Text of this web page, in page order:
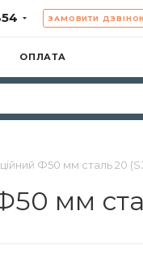
ЗАМОВИТИ ДЗВІНОК
ОПЛАТА
Ф50 мм сталь 20
мм